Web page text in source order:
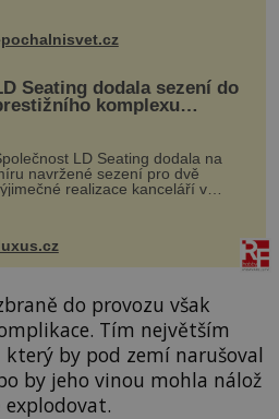
Seating dodala sezení do
komplexu
v Salfordu
LD Seating dodala na
navržené sezení pro dvě
realizace kanceláří v
MediaCityUK v anglickém
Media...
do provozu však
Tím největším
by pod zemí narušoval
by jeho vinou mohla nálož
explodovat.